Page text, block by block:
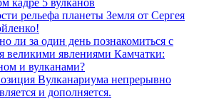
кадре 5 вулканов
рельефа планеты Земля от Сергея
ли за один день познакомиться с
великими явлениями Камчатки:
и вулканами?
Вулканариума непрерывно
и дополняется.